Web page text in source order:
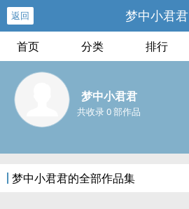
返回 梦中小君君
首页 分类 排行
梦中小君君
共收录 0 部作品
梦中小君君的全部作品集